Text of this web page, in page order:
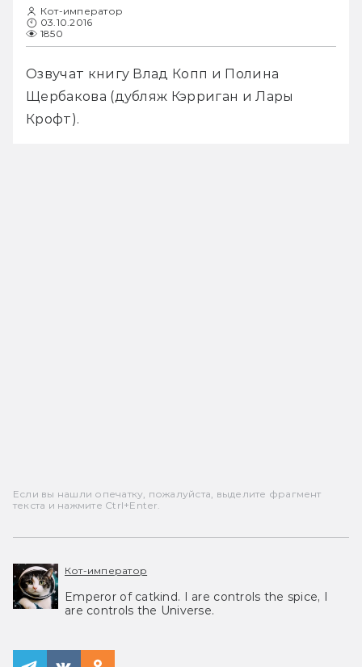
Кот-император
03.10.2016
1850
Озвучат книгу Влад Копп и Полина
Щербакова (дубляж Кэрриган и Лары
Крофт).
Если вы нашли опечатку, пожалуйста, выделите фрагмент
текста и нажмите Ctrl+Enter.
Кот-император
Emperor of catkind. I are controls the spice, I
are controls the Universe.